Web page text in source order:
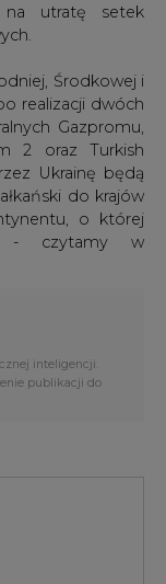
na utratę setek
Środkowej i
realizacji dwóch
Gazpromu,
2 oraz Turkish
Ukrainę będą
do krajów
o której
- czytamy w
inteligencji.
publikacji do